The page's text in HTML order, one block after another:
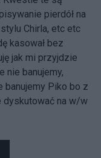
pierdół na
Chirla, etc etc
kasował bez
jak mi przyjdzie
nie banujemy,
banujemy Piko bo z
dyskutować na w/w